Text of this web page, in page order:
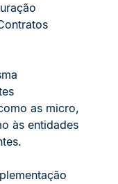
as micro,
às entidades